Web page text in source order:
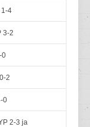
1-4
3-2
0
2
0
2-3 ja